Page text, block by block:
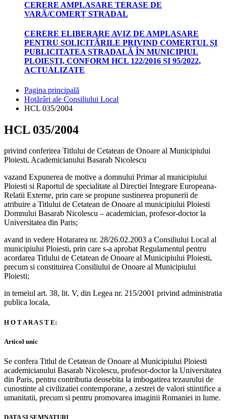
CERERE AMPLASARE TERASE DE
VARĂ/COMERȚ STRADAL
CERERE ELIBERARE AVIZ DE AMPLASARE
PENTRU SOLICITĂRILE PRIVIND COMERȚUL ȘI
PUBLICITATEA STRADALĂ ÎN MUNICIPIUL
PLOIEȘTI, CONFORM HCL 122/2016 ȘI 95/2022,
ACTUALIZATE
Pagina principală
Hotărâri ale Consiliului Local
HCL 035/2004
HCL 035/2004
privind conferirea Titlului de Cetatean de Onoare al Municipiului
Ploiesti, Academicianului Basarab Nicolescu
vazand Expunerea de motive a domnului Primar al municipiului
Ploiesti si Raportul de specialitate al Directiei Integrare Europeana-
Relatii Externe, prin care se propune sustinerea propunerii de
atribuire a Titlului de Cetatean de Onoare al municipiului Ploiesti
Domnului Basarab Nicolescu – academician, profesor-doctor la
Universitatea din Paris;
avand in vedere Hotararea nr. 28/26.02.2003 a Consiliului Local al
municipiului Ploiesti, prin care s-a aprobat Regulamentul pentru
acordarea Titlului de Cetatean de Onoare al Municipiului Ploiesti,
precum si constituirea Consiliului de Onoare al Municipiului
Ploiesti;
in temeiul art. 38, lit. V, din Legea nr. 215/2001 privind administratia
publica locala,
H O T A R A S T E:
Articol unic
Se confera Titlul de Cetatean de Onoare al Municipiului Ploiesti
academicianului Basarab Nicolescu, profesor-doctor la Universitatea
din Paris, pentru contributia deosebita la imbogatirea tezaurului de
cunostinte al civilizatiei contemporane, a zestrei de valori stiintifice a
umanitatii, precum si pentru promovarea imaginii Romaniei in lume.
DATA SI SEMNATURI